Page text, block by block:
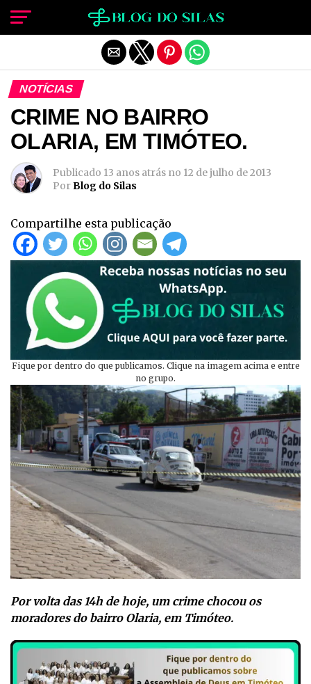
NOTÍCIAS
CRIME NO BAIRRO
OLARIA, EM TIMÓTEO.
Publicado 13 anos atrás no 12 de julho de 2013
PorBlog do Silas
Compartilhe esta publicação
Fique por dentro do que publicamos. Clique na imagem acima e entre
no grupo.
Por volta das 14h de hoje, um crime chocou os
moradores do bairro Olaria, em Timóteo.
Sair da versão mobile